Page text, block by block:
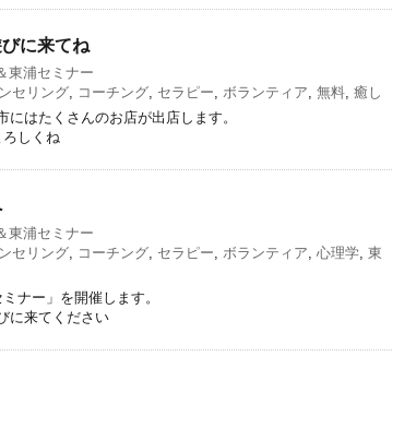
に来てね
東浦セミナー
セリング, コーチング, セラピー, ボランティア, 無料, 癒し
にはたくさんのお店が出店します。
ろしくね
東浦セミナー
セリング, コーチング, セラピー, ボランティア, 心理学, 東
ナー」を開催します。
に来てください